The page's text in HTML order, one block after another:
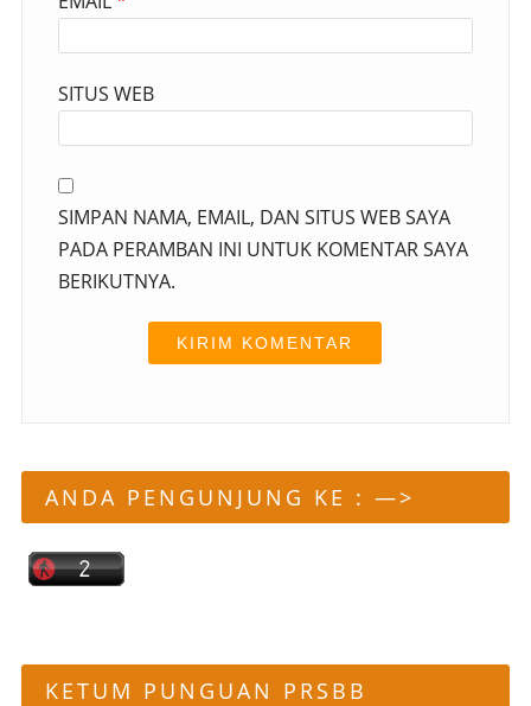
SITUS WEB
SIMPAN NAMA, EMAIL, DAN SITUS WEB SAYA
PADA PERAMBAN INI UNTUK KOMENTAR SAYA
BERIKUTNYA.
ANDA PENGUNJUNG KE : —>
KETUM PUNGUAN PRSBB